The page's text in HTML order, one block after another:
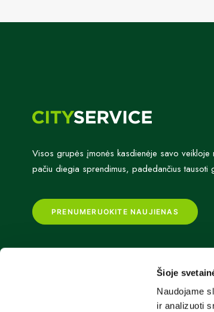
Šioje
Naudojame
ir analizuoti
Visos grupės įmonės kasdienėje savo veikloje
pačiu diegia sprendimus, padedančius tausoti
PRENUMERUOKITE NAUJIENAS